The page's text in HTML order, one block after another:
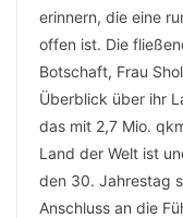
erinnern, die eine
offen ist. Die
Botschaft, Frau
Überblick über ihr
das mit 2,7 Mio.
Land der Welt ist
den 30. Jahrestag
Anschluss an die